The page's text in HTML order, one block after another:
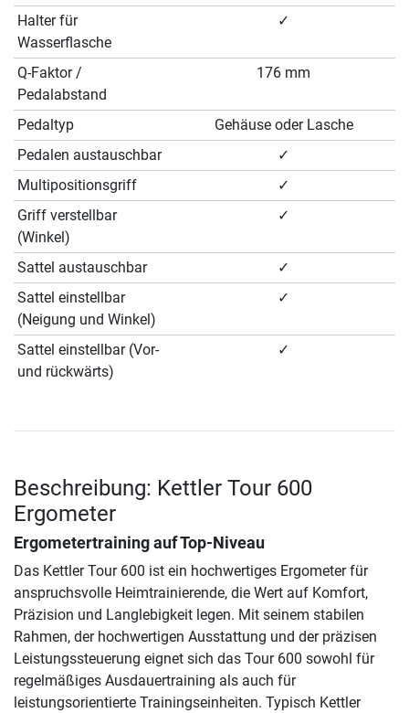
Halter für
Wasserflasche
✓
Q-Faktor /
Pedalabstand
176 mm
Pedaltyp
Gehäuse oder Lasche
Pedalen austauschbar
✓
Multipositionsgriff
✓
Griff verstellbar
(Winkel)
✓
Sattel austauschbar
✓
Sattel einstellbar
(Neigung und Winkel)
✓
Sattel einstellbar (Vor-
und rückwärts)
✓
Beschreibung: Kettler Tour 600
Ergometer
Ergometertraining auf Top-Niveau
Das Kettler Tour 600 ist ein hochwertiges Ergometer für
anspruchsvolle Heimtrainierende, die Wert auf Komfort,
Präzision und Langlebigkeit legen. Mit seinem stabilen
Rahmen, der hochwertigen Ausstattung und der präzisen
Leistungssteuerung eignet sich das Tour 600 sowohl für
regelmäßiges Ausdauertraining als auch für
leistungsorientierte Trainingseinheiten. Typisch Kettler